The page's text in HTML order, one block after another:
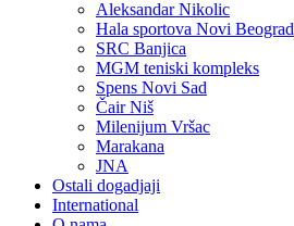
Aleksandar Nikolic
Hala sportova Novi Beograd
SRC Banjica
MGM teniski kompleks
Spens Novi Sad
Čair Niš
Milenijum Vršac
Marakana
JNA
Ostali dogadjaji
International